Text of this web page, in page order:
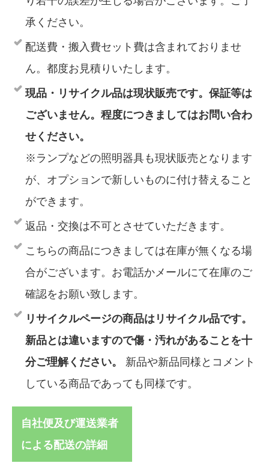
承ください。
配送費・搬入費セット費は含まれておりませ
ん。都度お見積りいたします。
現品・リサイクル品は現状販売です。保証等は
ございません。程度につきましてはお問い合わ
せください。
※ランプなどの照明器具も現状販売となります
が、オプションで新しいものに付け替えること
ができます。
返品・交換は不可とさせていただきます。
こちらの商品につきましては在庫が無くなる場
合がございます。お電話かメールにて在庫のご
確認をお願い致します。
リサイクルページの商品はリサイクル品です。
新品とは違いますので傷・汚れがあることを十
分ご理解ください。
新品や新品同様とコメント
している商品であっても同様です。
自社便及び運送業者
による配送の詳細